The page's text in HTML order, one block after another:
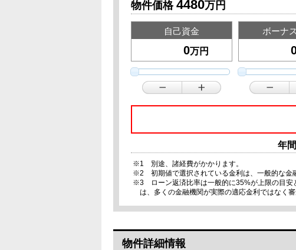
物件価格 4480万円
自己資金
万円
ボーナ
年
※1 別途、諸経費がかかります。
※2 初期値で選択されている金利は、一般的な金
※3 ローン返済比率は一般的に35%が上限の目安
は、多くの金融機関が実際の適応金利ではなく審
物件詳細情報